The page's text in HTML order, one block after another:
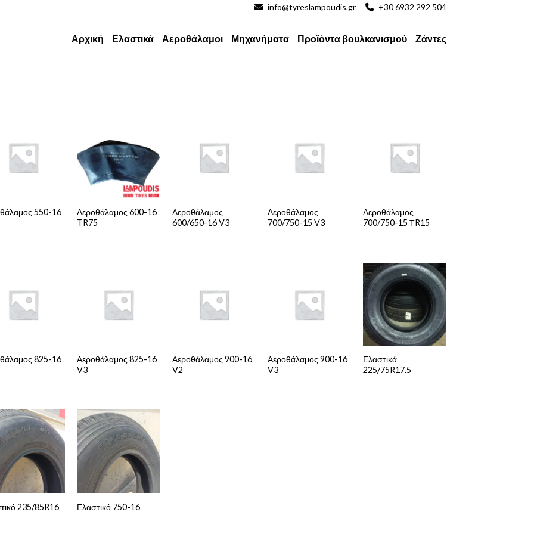
info@tyreslampoudis.gr +30 6932 292 504
Αρχική Ελαστικά Αεροθάλαμοι Μηχανήματα Προϊόντα βουλκανισμού Ζάντες
550-16
Αεροθάλαμος 600-16
TR75
Αεροθάλαμος
600/650-16 V3
Αεροθάλαμος
700/750-15 V3
Αεροθάλαμος
700/750-15 ΤR15
825-16
Αεροθάλαμος 825-16
V3
Αεροθάλαμος 900-16
V2
Αεροθάλαμος 900-16
V3
Ελαστικά
225/75R17.5
235/85R16 Ελαστικό 750-16